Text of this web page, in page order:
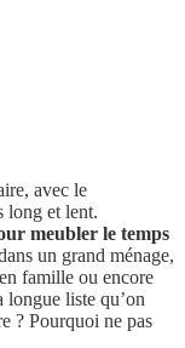
avec le
long et lent.
meubler le temps
un grand ménage,
famille ou encore
longue liste qu’on
? Pourquoi ne pas